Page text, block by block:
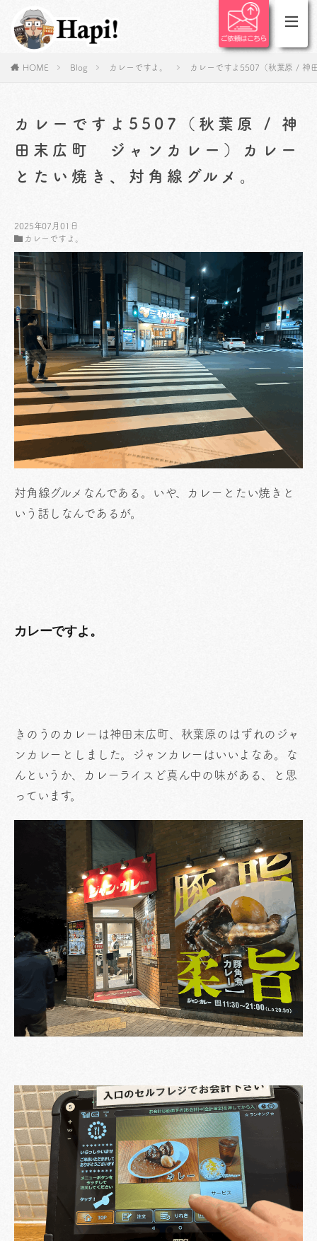
HOME Blog カレーですよ。 カレーですよ5507（秋葉原 / 神
カレーですよ5507（秋葉原 / 神
田末広町 ジャンカレー）カレー
とたい焼き、対角線グルメ。
2025年07月01日
カレーですよ。
対角線グルメなんである。いや、カレーとたい焼きと
いう話しなんであるが。
カレーですよ。
きのうのカレーは神田末広町、秋葉原のはずれのジャ
ンカレーとしました。ジャンカレーはいいよなあ。な
んというか、カレーライスど真ん中の味がある、と思
っています。